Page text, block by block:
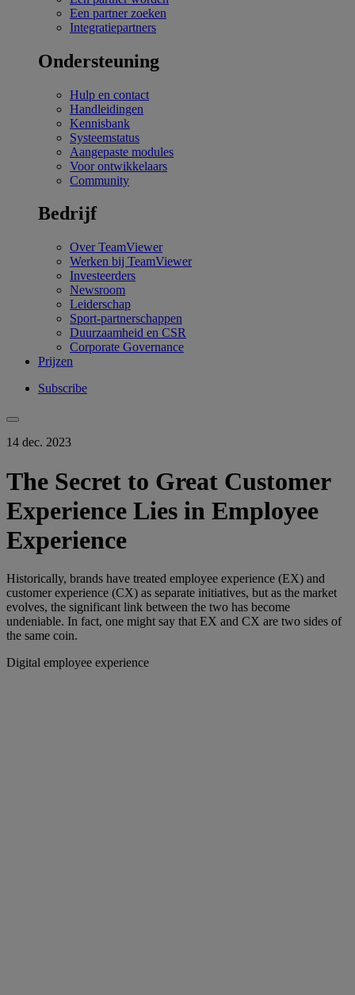
Een partner zoeken
Integratiepartners
Ondersteuning
Hulp en contact
Handleidingen
Kennisbank
Systeemstatus
Aangepaste modules
Voor ontwikkelaars
Community
Bedrijf
Over TeamViewer
Werken bij TeamViewer
Investeerders
Newsroom
Leiderschap
Sport-partnerschappen
Duurzaamheid en CSR
Corporate Governance
Prijzen
Subscribe
14 dec. 2023
The Secret to Great Customer
Experience Lies in Employee
Experience
Historically, brands have treated employee experience (EX) and
customer experience (CX) as separate initiatives, but as the market
evolves, the significant link between the two has become
undeniable. In fact, one might say that EX and CX are two sides of
the same coin.
Digital employee experience